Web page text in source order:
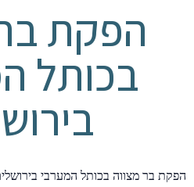
הפקת
בכותל
הפקת בר מצווה בכותל המערבי